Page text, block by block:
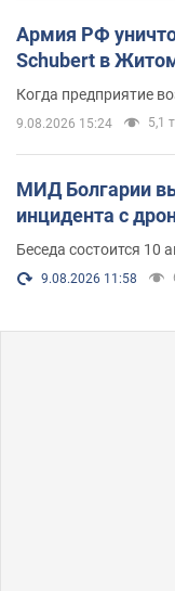
Армия РФ
Schubert в
Когда предприятие
9.08.2026 15:24 5,1
МИД Болгарии
инцидента с
Беседа состоится 10
9.08.2026 11:58